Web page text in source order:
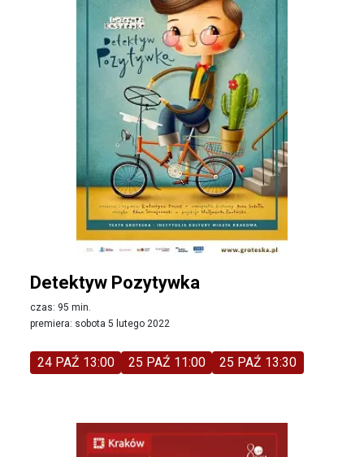
Detektyw Pozytywka
czas: 95 min.
premiera: sobota 5 lutego 2022
24 PAŹ 13:00 25 PAŹ 11:00 25 PAŹ 13:30